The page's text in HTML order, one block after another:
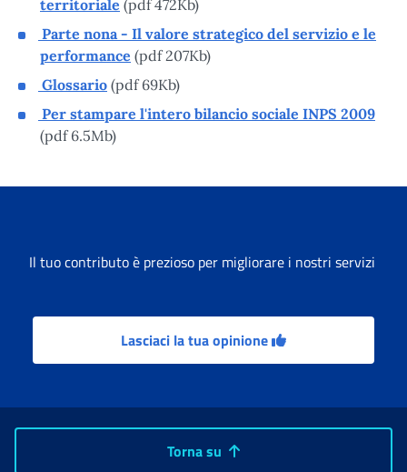
territoriale (pdf 472Kb)
Parte nona - Il valore strategico del servizio e le
performance (pdf 207Kb)
Glossario (pdf 69Kb)
Per stampare l'intero bilancio sociale INPS 2009
(pdf 6.5Mb)
Il tuo contributo è prezioso per migliorare i nostri servizi
Lasciaci la tua opinione
Torna su